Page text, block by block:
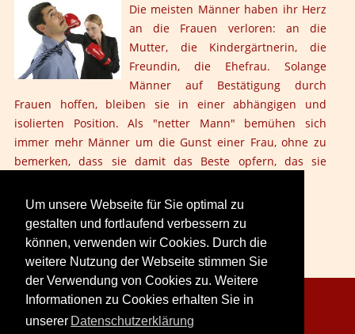
Um unsere Webseite für Sie optimal zu
gestalten und fortlaufend verbessern zu
können, verwenden wir Cookies. Durch die
weitere Nutzung der Webseite stimmen Sie
der Verwendung von Cookies zu. Weitere
Informationen zu Cookies erhalten Sie in
unserer Datenschutzerklärung
Die meisten Männer haben ihr Herz
an die Frauen verloren: an die
Mutter, die Kindergärtnerin, die
Freundin, die Ehefrau. Solange
Männer auf Bestätigung durch
Frauen hoffen, bleiben sie in einer abhängigen und
isolierten Position. Als "netter Mann" bemühen sich
immer mehr Männer um die Gunst einer Frau, ohne zu
bemerken, dass sie damit das Beste opfern, das sie